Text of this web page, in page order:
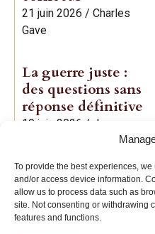
To provide the best experiences,
and/or access device information.
allow us to process data such as
site. Not consenting or withdrawing
features and functions.
21 juin 2026 / Charles
Gave
La guerre juste :
des questions sans
réponse définitive
19 juin 2026 / Jean-